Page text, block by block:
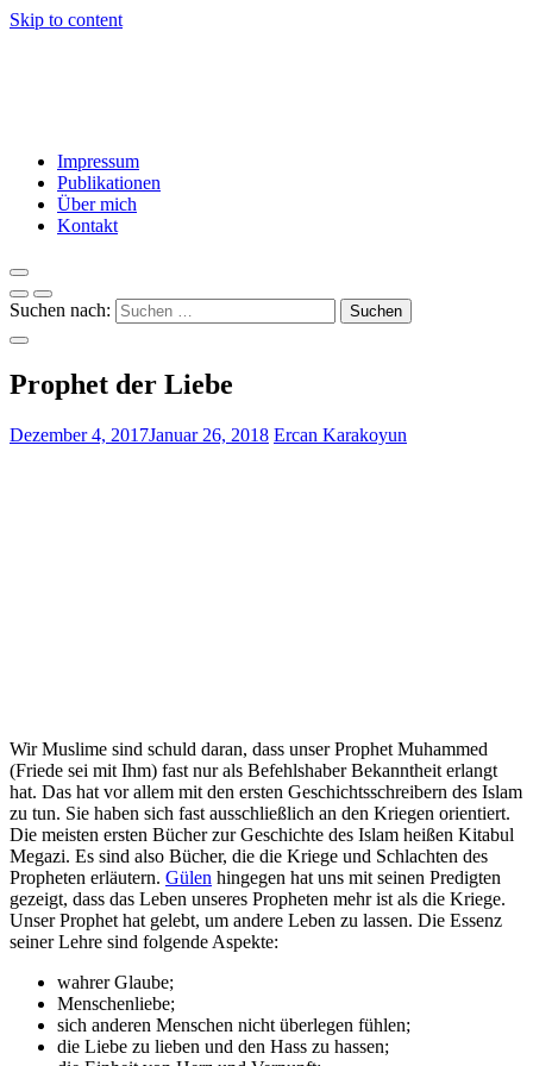
Skip to content
Impressum
Publikationen
Über mich
Kontakt
Suchen nach:
Prophet der Liebe
Dezember 4, 2017Januar 26, 2018 Ercan Karakoyun
Wir Muslime sind schuld daran, dass unser Prophet Muhammed
(Friede sei mit Ihm) fast nur als Befehlshaber Bekanntheit erlangt
hat. Das hat vor allem mit den ersten Geschichtsschreibern des Islam
zu tun. Sie haben sich fast ausschließlich an den Kriegen orientiert.
Die meisten ersten Bücher zur Geschichte des Islam heißen Kitabul
Megazi. Es sind also Bücher, die die Kriege und Schlachten des
Propheten erläutern. Gülen hingegen hat uns mit seinen Predigten
gezeigt, dass das Leben unseres Propheten mehr ist als die Kriege.
Unser Prophet hat gelebt, um andere Leben zu lassen. Die Essenz
seiner Lehre sind folgende Aspekte:
wahrer Glaube;
Menschenliebe;
sich anderen Menschen nicht überlegen fühlen;
die Liebe zu lieben und den Hass zu hassen;